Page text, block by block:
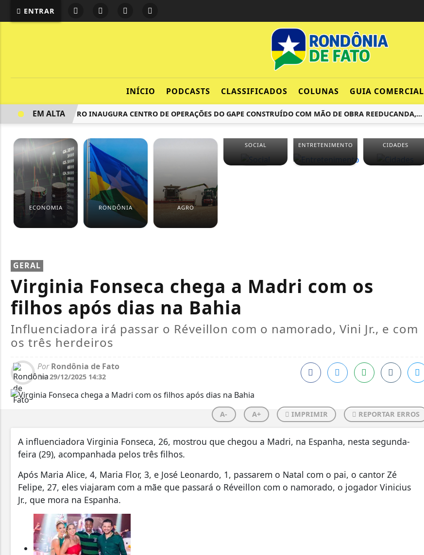
ENTRAR
INÍCIO PODCASTS CLASSIFICADOS COLUNAS GUIA COMERCIAL
GOVERNO DE RO INAUGURA CENTRO DE OPERAÇÕES DO GAPE CONSTRUÍDO COM MÃO DE OBRA REEDUCANDA,...
EM ALTA
ECONOMIA RONDÔNIA AGRO
SOCIAL ENTRETENIMENTO CIDADES
GERAL
Virginia Fonseca chega a Madri com os
filhos após dias na Bahia
Influenciadora irá passar o Réveillon com o namorado, Vini Jr., e com
os três herdeiros
PorRondônia de Fato
Em29/12/2025 14:32
A- A+ IMPRIMIR REPORTAR ERROS
A influenciadora Virginia Fonseca, 26, mostrou que chegou a Madri, na Espanha, nesta segunda-
feira (29), acompanhada pelos três filhos.
Após Maria Alice, 4, Maria Flor, 3, e José Leonardo, 1, passarem o Natal com o pai, o cantor Zé
Felipe, 27, eles viajaram com a mãe que passará o Réveillon com o namorado, o jogador Vinicius
Jr., que mora na Espanha.